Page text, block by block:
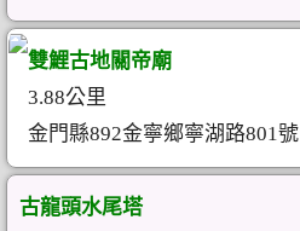
雙鯉古地關帝廟
3.88公里
金門縣892金寧鄉寧湖路801號
古龍頭水尾塔